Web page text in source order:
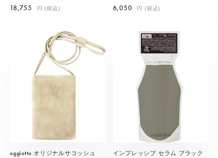
18,755 円 (税込) 6,050 円 (税込)
oggiotto オリジナルサコッシュ インプレッシブ セラム ブラック